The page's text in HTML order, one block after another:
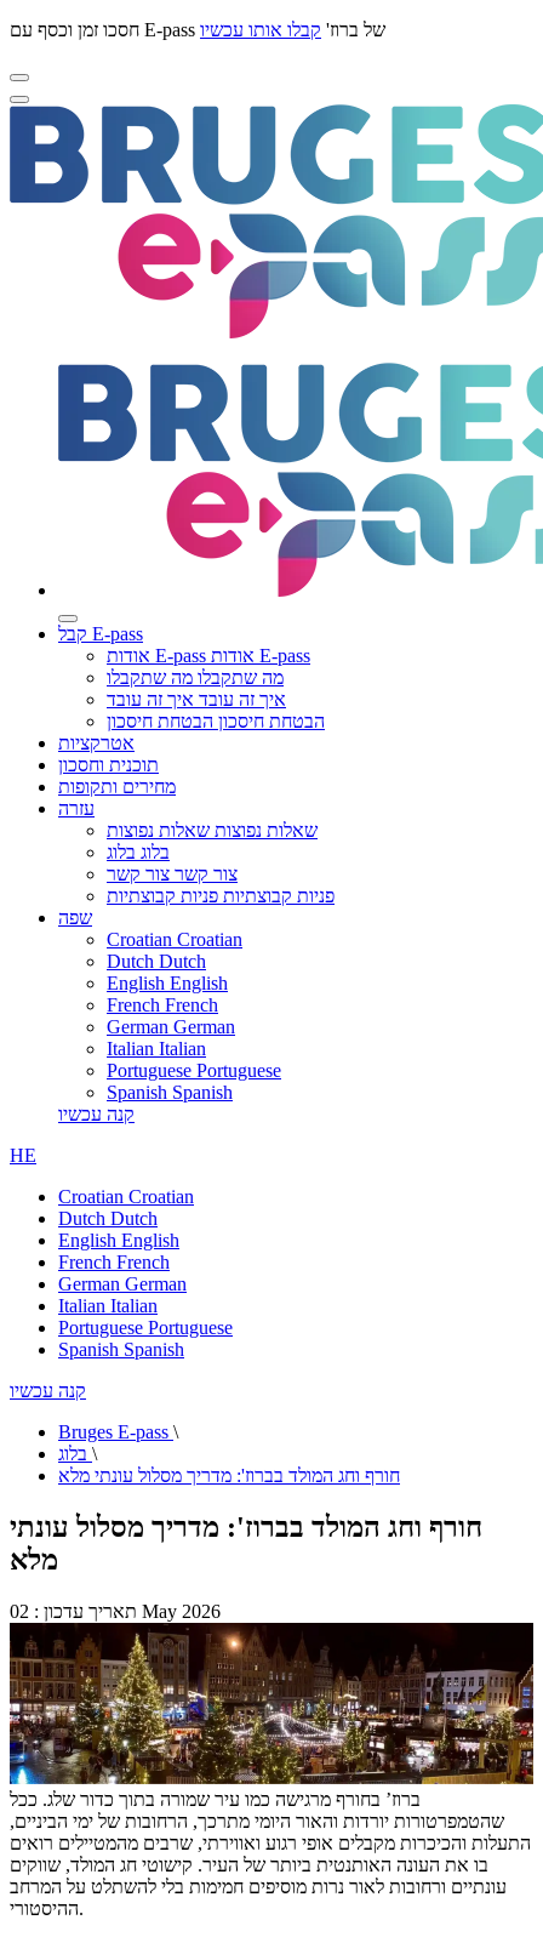
חסכו זמן וכסף עם E-pass של ברוז' קבלו אותו עכשיו
קבל E-pass
אודות E-pass
אודות E-pass
מה שתקבלו מה שתקבלו
איך זה עובד איך זה עובד
הבטחת חיסכון הבטחת חיסכון
אטרקציות
תוכנית וחסכון
מחירים ותקופות
עזרה
שאלות נפוצות שאלות נפוצות
בלוג בלוג
צור קשר צור קשר
פניות קבוצתיות פניות קבוצתיות
שפה
Croatian Croatian
Dutch Dutch
English English
French French
German German
Italian Italian
Portuguese Portuguese
Spanish Spanish
קנה עכשיו
HE
Croatian Croatian
Dutch Dutch
English English
French French
German German
Italian Italian
Portuguese Portuguese
Spanish Spanish
קנה עכשיו
Bruges E-pass \
בלוג \
חורף וחג המולד בברוז': מדריך מסלול עונתי מלא
חורף וחג המולד בברוז': מדריך מסלול עונתי
מלא
תאריך עדכון : 02 May 2026
ברוז’ בחורף מרגישה כמו עיר שמורה בתוך כדור שלג. ככל
שהטמפרטורות יורדות והאור היומי מתרכך, הרחובות של ימי הביניים,
התעלות והכיכרות מקבלים אופי רגוע ואווירתי, שרבים מהמטיילים רואים
בו את העונה האותנטית ביותר של העיר. קישוטי חג המולד, שווקים
עונתיים ורחובות לאור נרות מוסיפים חמימות בלי להשתלט על המרחב
ההיסטורי.